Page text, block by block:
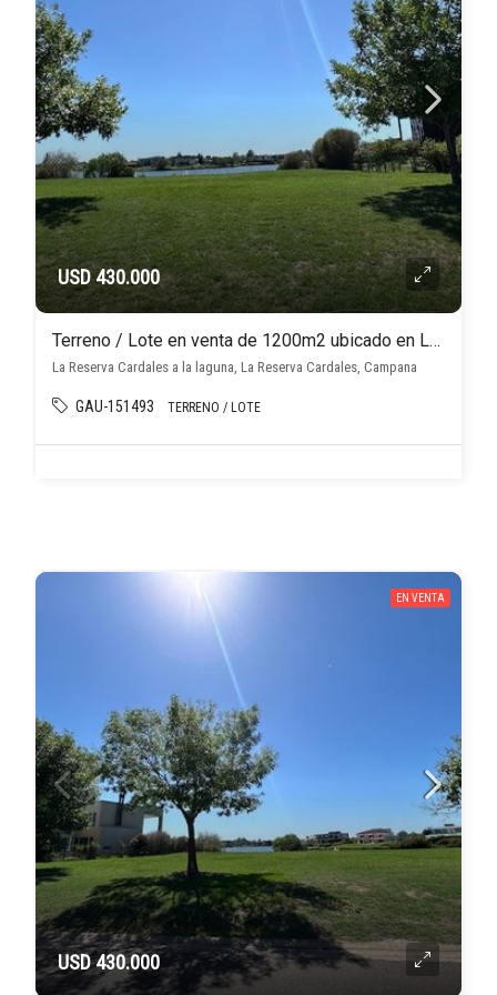
USD 430.000
Terreno / Lote en venta de 1200m2 ubicado en La Reserva Cardales
La Reserva Cardales a la laguna, La Reserva Cardales, Campana
GAU-151493 TERRENO / LOTE
EN VENTA
USD 430.000